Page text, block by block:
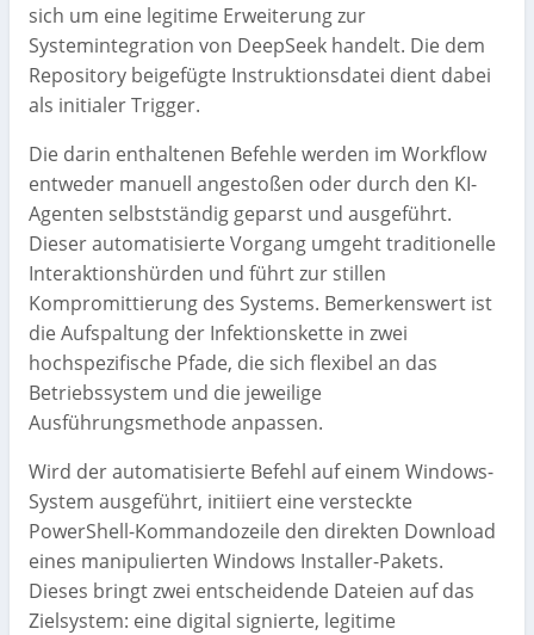
sich um eine legitime Erweiterung zur
Systemintegration von DeepSeek handelt. Die dem
Repository beigefügte Instruktionsdatei dient dabei
als initialer Trigger.
Die darin enthaltenen Befehle werden im Workflow
entweder manuell angestoßen oder durch den KI-
Agenten selbstständig geparst und ausgeführt.
Dieser automatisierte Vorgang umgeht traditionelle
Interaktionshürden und führt zur stillen
Kompromittierung des Systems. Bemerkenswert ist
die Aufspaltung der Infektionskette in zwei
hochspezifische Pfade, die sich flexibel an das
Betriebssystem und die jeweilige
Ausführungsmethode anpassen.
Wird der automatisierte Befehl auf einem Windows-
System ausgeführt, initiiert eine versteckte
PowerShell-Kommandozeile den direkten Download
eines manipulierten Windows Installer-Pakets.
Dieses bringt zwei entscheidende Dateien auf das
Zielsystem: eine digital signierte, legitime